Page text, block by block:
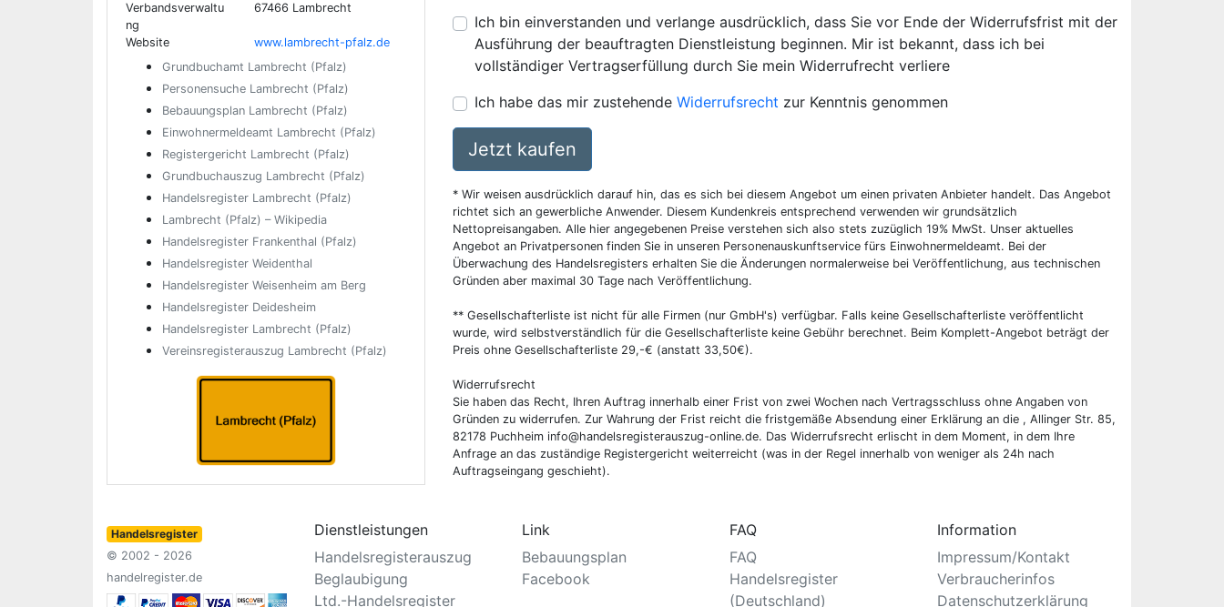
Verbandsverwaltu
ng
67466 Lambrecht
Website
www.lambrecht-pfalz.de
Grundbuchamt Lambrecht (Pfalz)
Personensuche Lambrecht (Pfalz)
Bebauungsplan Lambrecht (Pfalz)
Einwohnermeldeamt Lambrecht (Pfalz)
Registergericht Lambrecht (Pfalz)
Grundbuchauszug Lambrecht (Pfalz)
Handelsregister Lambrecht (Pfalz)
Lambrecht (Pfalz) – Wikipedia
Handelsregister Frankenthal (Pfalz)
Handelsregister Weidenthal
Handelsregister Weisenheim am Berg
Handelsregister Deidesheim
Handelsregister Lambrecht (Pfalz)
Vereinsregisterauszug Lambrecht (Pfalz)
Ich bin einverstanden und verlange ausdrücklich, dass Sie vor Ende der Widerrufsfrist mit der
Ausführung der beauftragten Dienstleistung beginnen. Mir ist bekannt, dass ich bei
vollständiger Vertragserfüllung durch Sie mein Widerrufrecht verliere
Ich habe das mir zustehende Widerrufsrecht zur Kenntnis genommen
Jetzt kaufen
* Wir weisen ausdrücklich darauf hin, das es sich bei diesem Angebot um einen privaten Anbieter handelt. Das Angebot
richtet sich an gewerbliche Anwender. Diesem Kundenkreis entsprechend verwenden wir grundsätzlich
Nettopreisangaben. Alle hier angegebenen Preise verstehen sich also stets zuzüglich 19% MwSt. Unser aktuelles
Angebot an Privatpersonen finden Sie in unseren Personenauskunftservice fürs Einwohnermeldeamt. Bei der
Überwachung des Handelsregisters erhalten Sie die Änderungen normalerweise bei Veröffentlichung, aus technischen
Gründen aber maximal 30 Tage nach Veröffentlichung.
** Gesellschafterliste ist nicht für alle Firmen (nur GmbH's) verfügbar. Falls keine Gesellschafterliste veröffentlicht
wurde, wird selbstverständlich für die Gesellschafterliste keine Gebühr berechnet. Beim Komplett-Angebot beträgt der
Preis ohne Gesellschafterliste 29,-€ (anstatt 33,50€).
Widerrufsrecht
Sie haben das Recht, Ihren Auftrag innerhalb einer Frist von zwei Wochen nach Vertragsschluss ohne Angaben von
Gründen zu widerrufen. Zur Wahrung der Frist reicht die fristgemäße Absendung einer Erklärung an die , Allinger Str. 85,
82178 Puchheim info@handelsregisterauszug-online.de. Das Widerrufsrecht erlischt in dem Moment, in dem Ihre
Anfrage an das zuständige Registergericht weiterreicht (was in der Regel innerhalb von weniger als 24h nach
Auftragseingang geschieht).
Handelsregister
© 2002 - 2026
handelregister.de
Dienstleistungen
Handelsregisterauszug
Beglaubigung
Ltd.-Handelsregister
Link
Bebauungsplan
Facebook
FAQ
FAQ
Handelsregister
(Deutschland)
Information
Impressum/Kontakt
Verbraucherinfos
Datenschutzerklärung